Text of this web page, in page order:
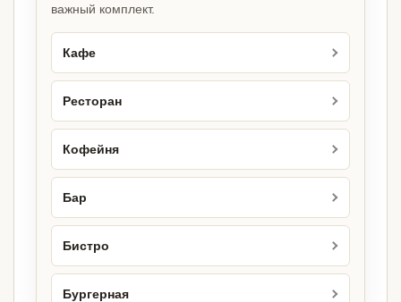
важный комплект.
Кафе
Ресторан
Кофейня
Бар
Бистро
Бургерная